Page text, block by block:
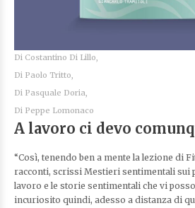
Di Costantino Di Lillo,
Di Paolo Tritto,
Di Pasquale Doria,
Di Peppe Lomonaco
A lavoro ci devo
“Così, tenendo ben a mente la lezione di
racconti, scrissi Mestieri sentimentali sui
lavoro e le storie sentimentali che vi
incuriosito quindi, adesso a distanza di